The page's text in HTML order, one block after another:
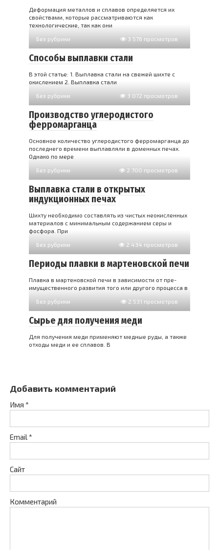
Деформация металлов и сплавов определяется их
свойства­ми, которые рассматриваются как
технологические, так как они
Без рубрики
3 576 просмотров
Способы выплавки стали
В этой статье: 1. Выплавка стали на свежей шихте с
окислением 2. Выплавка стали
Без рубрики
3 072 просмотров
Производство углеродистого
ферромарганца
Основное количество углеродистого ферромарганца до
последнего времени выплавляли в доменных печах.
Однако по мере
Без рубрики
2 700 просмотров
Выплавка стали в открытых
индукционных печах
Шихту необходимо составлять из чистых неокисленных
материалов с минимальным содержанием серы и
фосфора. При
Без рубрики
2 434 просмотров
Периоды плавки в мартеновской печи
Плавка в мартеновской печи в зависимости от пре­
имущественного развития того или другого процесса в
Без рубрики
2 531 просмотров
Сырье для получения меди
Для получения меди применяют медные руды, а также
отходы меди и ее сплавов. В
Добавить комментарий
Имя *
Email*
Сайт
Комментарий